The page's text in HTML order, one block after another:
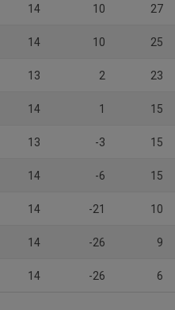
14 10 27
14 10 25
13 2 23
14 1 15
13 -3 15
14 -6 15
14 -21 10
14 -26 9
14 -26 6